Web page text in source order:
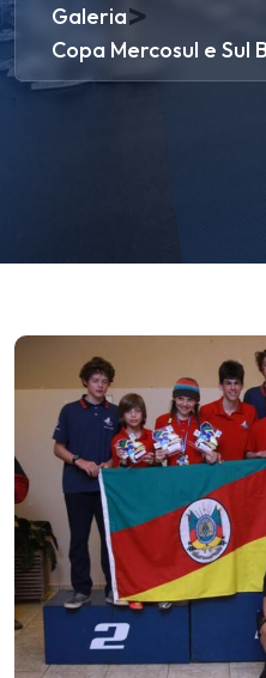
Galeria>
Copa Mercosul e Sul